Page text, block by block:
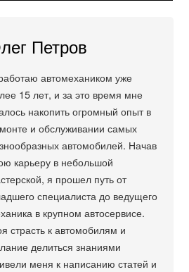
Петров
автомехаником уже
15 лет, и за это время мне
накопить огромный опыт в
и обслуживании самых
автомобилей. Начав
карьеру в небольшой
я прошел путь от
специалиста до ведущего
в крупном автосервисе.
страсть к автомобилям и
делиться знаниями
меня к написанию статей и